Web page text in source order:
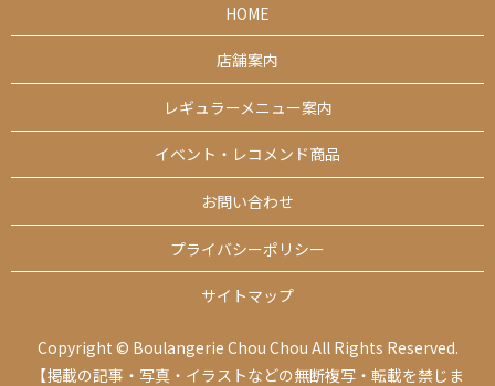
HOME
店舗案内
レギュラーメニュー案内
イベント・レコメンド商品
お問い合わせ
プライバシーポリシー
サイトマップ
Copyright © Boulangerie Chou Chou All Rights Reserved.
【掲載の記事・写真・イラストなどの無断複写・転載を禁じま